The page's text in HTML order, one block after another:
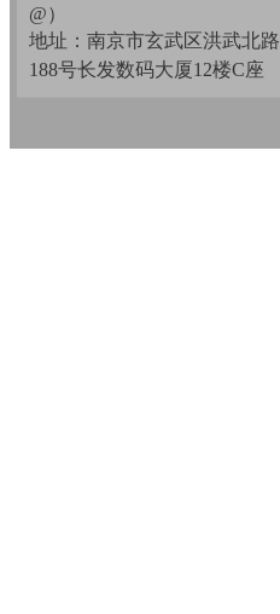
@）
地址：南京市玄武区洪武北路
188号长发数码大厦12楼C座